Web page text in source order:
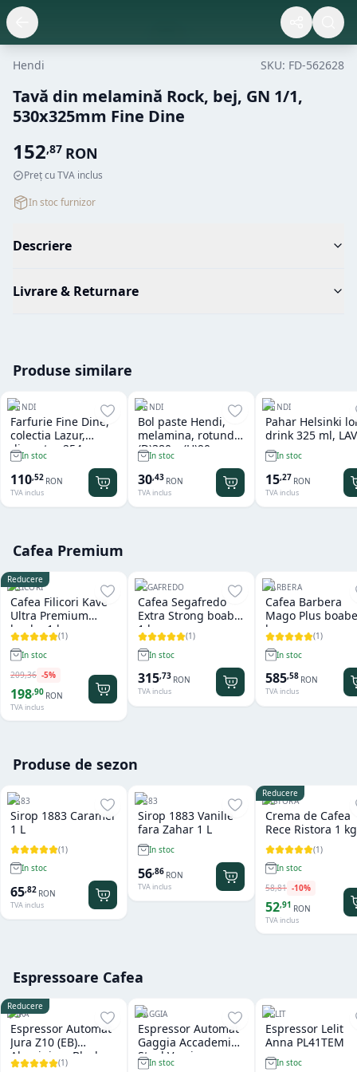
Hendi SKU: FD-562628
Tavă din melamină Rock, bej, GN 1/1,
530x325mm Fine Dine
152,87 RON
Preț cu TVA inclus
In stoc furnizor
Descriere
Livrare & Returnare
Produse similare
HENDI
Farfurie Fine Dine,
colectia Lazur,
diametru 254 mm,
portelan decorat
manual
In stoc
110,52 RON
TVA inclus
HENDI
Bol paste Hendi,
melamina, rotund
(D)380 x (H)90 mm
In stoc
30,43 RON
TVA inclus
HENDI
Pahar Helsinki
drink 325 ml, LAV
In stoc
15,27 RON
TVA inclus
Cafea Premium
Reducere
FILICORI
Cafea Filicori Kave
Ultra Premium
boabe 1 kg
(1)
In stoc
209,36 -5%
198,90 RON
TVA inclus
SEGAFREDO
Cafea Segafredo
Extra Strong boabe
1 kg
(1)
In stoc
315,73 RON
TVA inclus
BARBERA
Cafea Barbera
Mago Plus
kg
(1)
In stoc
585,58 RON
TVA inclus
Produse de sezon
1883
Sirop 1883 Caramel
1 L
(1)
In stoc
65,82 RON
TVA inclus
1883
Sirop 1883 Vanilie
fara Zahar 1 L
In stoc
56,86 RON
TVA inclus
Reducere
RISTORA
Crema de Cafea
Rece Ristora 1 kg
(1)
In stoc
58,81 -10%
52,91 RON
TVA inclus
Espressoare Cafea
Reducere
JURA
Espressor Automat
Jura Z10 (EB)
Aluminium Black
(1)
GAGGIA
Espressor Automat
Gaggia Accademia
Steel Version
In stoc
LELIT
Espressor Lelit
Anna PL41TEM
In stoc